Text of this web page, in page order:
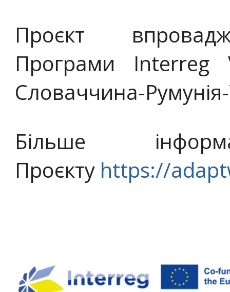
Проєкт
Програми Interreg
Словаччина-
Більше
Проєкту https://